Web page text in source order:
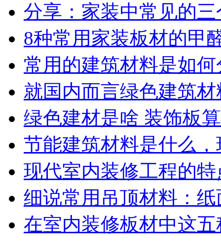
分享：家装中常见的三
8种常用家装板材的甲
常用的建筑材料是如
就国内而言绿色建筑
绿色建材是啥 装饰板
节能建筑材料是什么
现代室内装修工程的
细说常用吊顶材料：
在室内装修板材中这